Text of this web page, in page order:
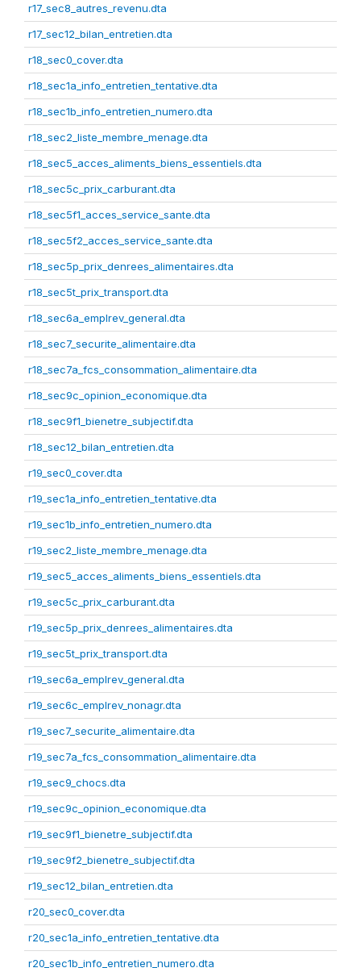
r17_sec8_autres_revenu.dta
r17_sec12_bilan_entretien.dta
r18_sec0_cover.dta
r18_sec1a_info_entretien_tentative.dta
r18_sec1b_info_entretien_numero.dta
r18_sec2_liste_membre_menage.dta
r18_sec5_acces_aliments_biens_essentiels.dta
r18_sec5c_prix_carburant.dta
r18_sec5f1_acces_service_sante.dta
r18_sec5f2_acces_service_sante.dta
r18_sec5p_prix_denrees_alimentaires.dta
r18_sec5t_prix_transport.dta
r18_sec6a_emplrev_general.dta
r18_sec7_securite_alimentaire.dta
r18_sec7a_fcs_consommation_alimentaire.dta
r18_sec9c_opinion_economique.dta
r18_sec9f1_bienetre_subjectif.dta
r18_sec12_bilan_entretien.dta
r19_sec0_cover.dta
r19_sec1a_info_entretien_tentative.dta
r19_sec1b_info_entretien_numero.dta
r19_sec2_liste_membre_menage.dta
r19_sec5_acces_aliments_biens_essentiels.dta
r19_sec5c_prix_carburant.dta
r19_sec5p_prix_denrees_alimentaires.dta
r19_sec5t_prix_transport.dta
r19_sec6a_emplrev_general.dta
r19_sec6c_emplrev_nonagr.dta
r19_sec7_securite_alimentaire.dta
r19_sec7a_fcs_consommation_alimentaire.dta
r19_sec9_chocs.dta
r19_sec9c_opinion_economique.dta
r19_sec9f1_bienetre_subjectif.dta
r19_sec9f2_bienetre_subjectif.dta
r19_sec12_bilan_entretien.dta
r20_sec0_cover.dta
r20_sec1a_info_entretien_tentative.dta
r20_sec1b_info_entretien_numero.dta